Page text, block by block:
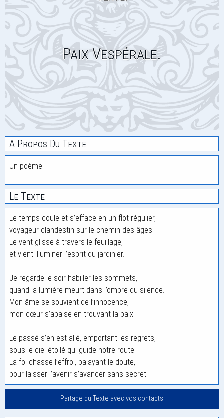
Paix Vespérale.
A Propos Du Texte
Un poème.
Le Texte
Le temps coule et s’efface en un flot régulier,
voyageur clandestin sur le chemin des âges.
Le vent glisse à travers le feuillage,
et vient illuminer l’esprit du jardinier.
Je regarde le soir habiller les sommets,
quand la lumière meurt dans l’ombre du silence.
Mon âme se souvient de l’innocence,
mon cœur s’apaise en trouvant la paix.
Le passé s’en est allé, emportant les regrets,
sous le ciel étoilé qui guide notre route.
La foi chasse l’effroi, balayant le doute,
pour laisser l’avenir s’avancer sans secret.
Partage du Texte avec vos contacts